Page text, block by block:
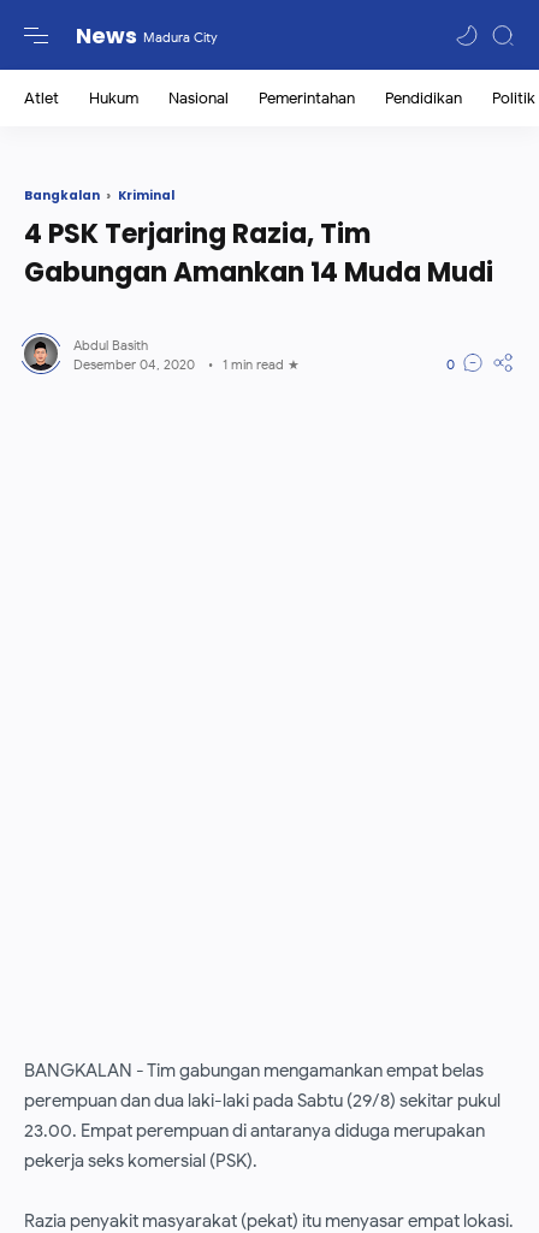
News Madura City
Atlet Hukum Nasional Pemerintahan Pendidikan Politik
Bangkalan Kriminal
4 PSK Terjaring Razia, Tim
Gabungan Amankan 14 Muda Mudi
1 min read
BANGKALAN - Tim gabungan mengamankan empat belas
perempuan dan dua laki-laki pada Sabtu (29/8) sekitar pukul
23.00. Empat perempuan di antaranya diduga merupakan
pekerja seks komersial (PSK).
Razia penyakit masyarakat (pekat) itu menyasar empat lokasi.